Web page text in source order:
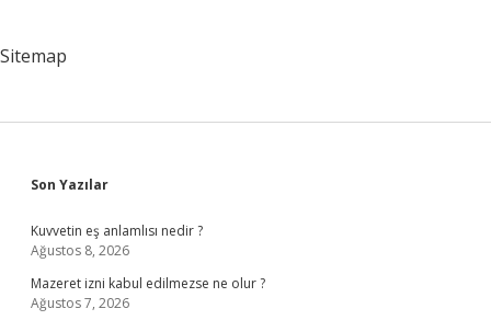
Sitemap
Sidebar
Son Yazılar
Kuvvetin eş anlamlısı nedir ?
Ağustos 8, 2026
Mazeret izni kabul edilmezse ne olur ?
Ağustos 7, 2026